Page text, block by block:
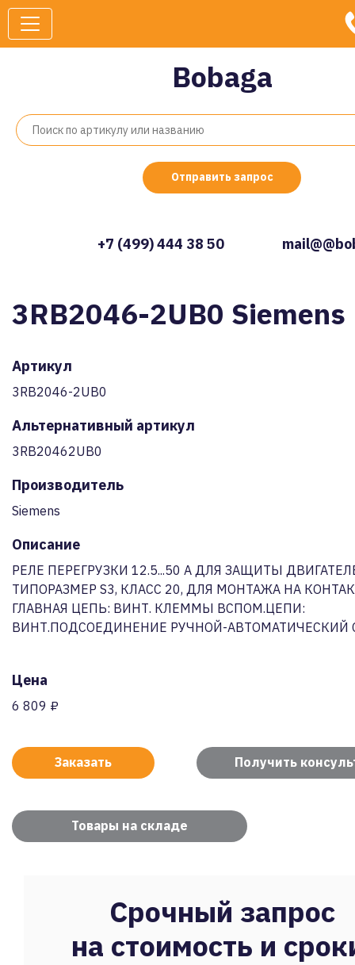
Bobaga
Отправить запрос
+7 (499) 444 38 50
3RB2046-2UB0 Siemens
Артикул
3RB2046-2UB0
Альтернативный артикул
3RB20462UB0
Производитель
Siemens
Описание
РЕЛЕ ПЕРЕГРУЗКИ 12.5...50 A ДЛЯ ЗАЩИТЫ
ТИПОРАЗМЕР S3, КЛАСС 20, ДЛЯ МОНТАЖА НА
ГЛАВНАЯ ЦЕПЬ: ВИНТ. КЛЕММЫ ВСПОМ.ЦЕПИ:
ВИНТ.ПОДСОЕДИНЕНИЕ РУЧНОЙ-АВТОМАТИЧЕСКИЙ
Цена
6 809 ₽
Заказать Получить
Товары на складе
Срочный запрос
на стоимость и